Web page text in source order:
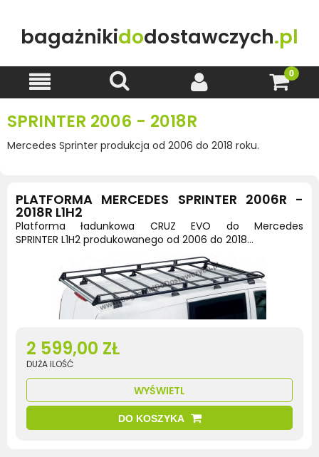
bagażnikidodostawczych.pl
SPRINTER 2006 - 2018R
Mercedes Sprinter produkcja od 2006 do 2018 roku.
PLATFORMA MERCEDES SPRINTER 2006R -
2018R L1H2
Platforma ładunkowa CRUZ EVO do Mercedes
SPRINTER L1H2 produkowanego od 2006 do 2018...
2 599,00 ZŁ
DUŻA ILOŚĆ
WYŚWIETL
DO KOSZYKA